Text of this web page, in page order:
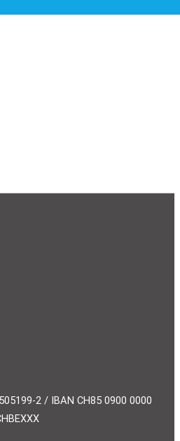
2 / IBAN CH85 0900 0000